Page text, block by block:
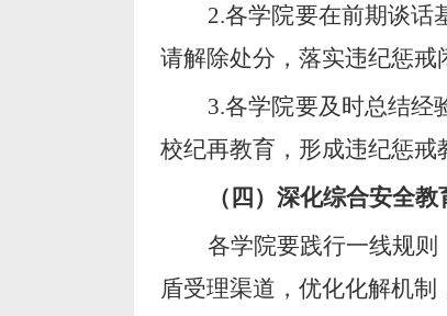
2.各学院要在前期谈话
请解除处分，落实违纪惩戒
3.各学院要及时总结经
校纪再教育，形成违纪惩戒
（四）深化综合安全教
各学院要践行一线规则
盾受理渠道，优化化解机